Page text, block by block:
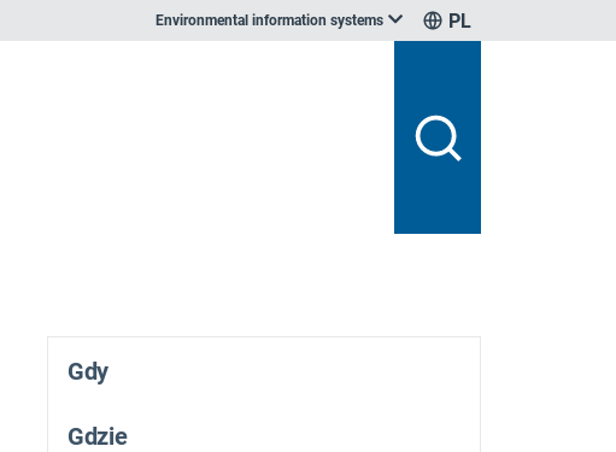
Environmental information systems PL
Gdy
Gdzie